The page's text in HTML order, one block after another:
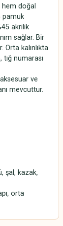
hem doğal
pamuk
akrilik
sağlar. Bir
kalınlıkta
numarası
ve
mevcuttur.
şal, kazak,
orta